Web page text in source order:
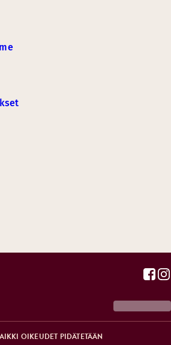
OIKEUDET PIDÄTETÄÄN